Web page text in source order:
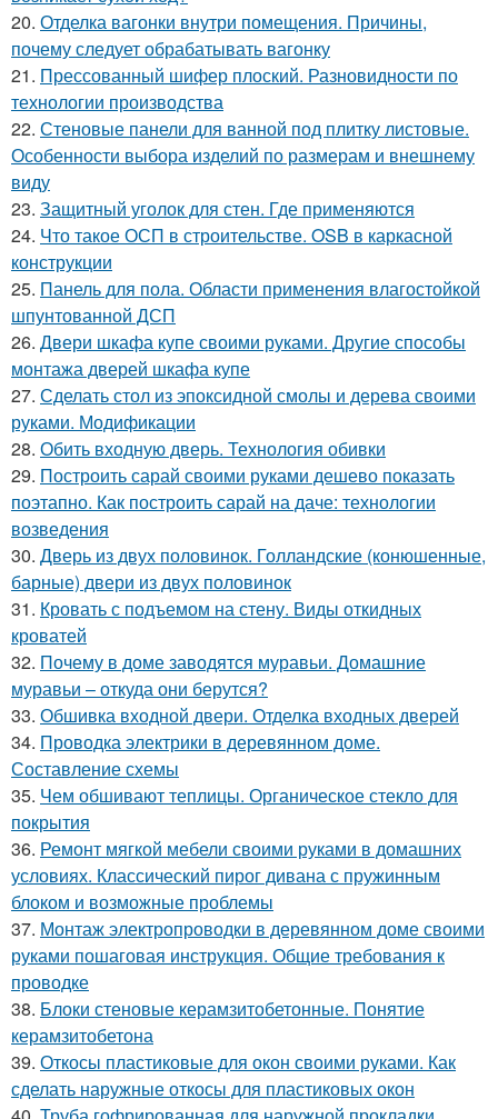
20. Отделка вагонки внутри помещения. Причины,
почему следует обрабатывать вагонку
21. Прессованный шифер плоский. Разновидности по
технологии производства
22. Стеновые панели для ванной под плитку листовые.
Особенности выбора изделий по размерам и внешнему
виду
23. Защитный уголок для стен. Где применяются
24. Что такое ОСП в строительстве. OSB в каркасной
конструкции
25. Панель для пола. Области применения влагостойкой
шпунтованной ДСП
26. Двери шкафа купе своими руками. Другие способы
монтажа дверей шкафа купе
27. Сделать стол из эпоксидной смолы и дерева своими
руками. Модификации
28. Обить входную дверь. Технология обивки
29. Построить сарай своими руками дешево показать
поэтапно. Как построить сарай на даче: технологии
возведения
30. Дверь из двух половинок. Голландские (конюшенные,
барные) двери из двух половинок
31. Кровать с подъемом на стену. Виды откидных
кроватей
32. Почему в доме заводятся муравьи. Домашние
муравьи – откуда они берутся?
33. Обшивка входной двери. Отделка входных дверей
34. Проводка электрики в деревянном доме.
Составление схемы
35. Чем обшивают теплицы. Органическое стекло для
покрытия
36. Ремонт мягкой мебели своими руками в домашних
условиях. Классический пирог дивана с пружинным
блоком и возможные проблемы
37. Монтаж электропроводки в деревянном доме своими
руками пошаговая инструкция. Общие требования к
проводке
38. Блоки стеновые керамзитобетонные. Понятие
керамзитобетона
39. Откосы пластиковые для окон своими руками. Как
сделать наружные откосы для пластиковых окон